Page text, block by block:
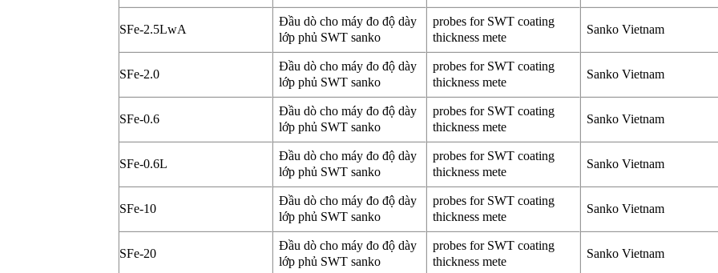
SFe-2.5LwA
Đầu dò cho máy đo độ dày
lớp phủ SWT sanko
probes for SWT coating
thickness mete
Sanko Vietnam
SFe-2.0
Đầu dò cho máy đo độ dày
lớp phủ SWT sanko
probes for SWT coating
thickness mete
Sanko Vietnam
SFe-0.6
Đầu dò cho máy đo độ dày
lớp phủ SWT sanko
probes for SWT coating
thickness mete
Sanko Vietnam
SFe-0.6L
Đầu dò cho máy đo độ dày
lớp phủ SWT sanko
probes for SWT coating
thickness mete
Sanko Vietnam
SFe-10
Đầu dò cho máy đo độ dày
lớp phủ SWT sanko
probes for SWT coating
thickness mete
Sanko Vietnam
SFe-20
Đầu dò cho máy đo độ dày
lớp phủ SWT sanko
probes for SWT coating
thickness mete
Sanko Vietnam